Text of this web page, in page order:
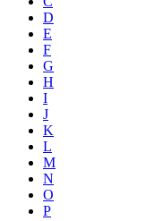
D
E
F
G
H
I
J
K
L
M
N
O
P